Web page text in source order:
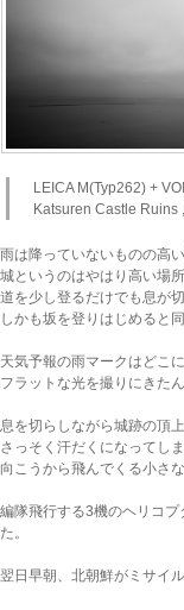
LEICA M(Typ262) +
Katsuren Castle Ruins
雨は降っていないものの高
城というのはやはり高い場
道を少し登るだけでも息が
しかも坂を登りはじめると
天気予報の雨マークはどこに
フラットな光を撮りにきたん
息を切らしながら城跡の頂
さっそく汗だくになってし
向こうから飛んでくる小さ
編隊飛行する3機のヘリコ
た。
翌日早朝、北朝鮮がミサイル